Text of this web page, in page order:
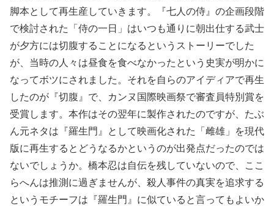
脚本として再生産していきます。『七人の侍』の企画段階
で検討された「侍の一日」はいつも通りに朝出仕する武士
が夕方には切腹することになるというストーリーでした
が、当時の人々は昼食を食べなかったという史実が明かに
なってボツにされました。それを自らのアイディアで再生
したのが『切腹』で、カンヌ国際映画祭で審査員特別賞を
受賞します。本作はその翌年に製作されたのですが、たぶ
ん元ネタは『羅生門』として映画化された「雌雄」を現代
版に再生するとどうなるかというのが出発点だったのでは
ないでしょうか。橋本忍は自伝を残していないので、ここ
らへんは推測に過ぎませんが、殺人事件の真実を追求する
というモチーフは『羅生門』に似ていると言ってもよいか